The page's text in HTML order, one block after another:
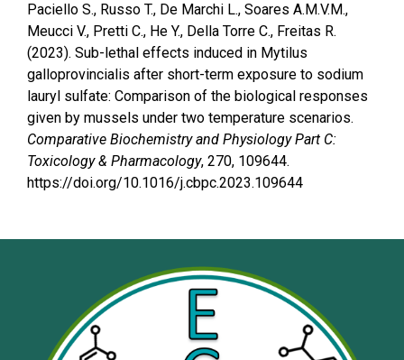
Paciello S., Russo T., De Marchi L., Soares A.M.V.M.,
Meucci V., Pretti C., He Y., Della Torre C., Freitas R.
(2023). Sub-lethal effects induced in Mytilus
galloprovincialis after short-term exposure to sodium
lauryl sulfate: Comparison of the biological responses
given by mussels under two temperature scenarios.
Comparative Biochemistry and Physiology Part C:
Toxicology & Pharmacology, 270, 109644.
https://doi.org/10.1016/j.cbpc.2023.109644